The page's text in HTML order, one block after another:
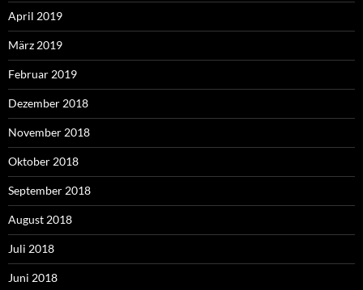
April 2019
März 2019
Februar 2019
Dezember 2018
November 2018
Oktober 2018
September 2018
August 2018
Juli 2018
Juni 2018